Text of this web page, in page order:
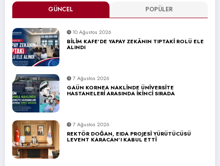
GÜNCEL POPÜLER
10 Ağustos 2026
BİLİM KAFE’DE YAPAY ZEKÂNIN TIPTAKİ ROLÜ ELE
ALINDI
7 Ağustos 2026
GAÜN KORNEA NAKLİNDE ÜNİVERSİTE
HASTANELERİ ARASINDA İKİNCİ SIRADA
7 Ağustos 2026
REKTÖR DOĞAN, EIDA PROJESİ YÜRÜTÜCÜSÜ
LEVENT KARACAN’I KABUL ETTİ